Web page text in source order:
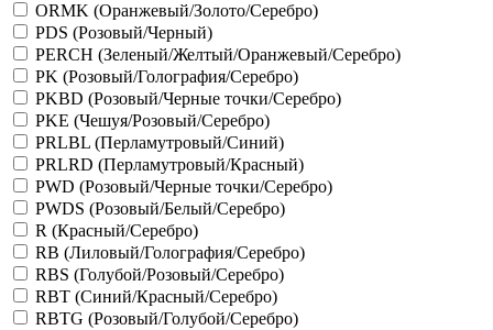
ORMK (Оранжевый/Золото/Серебро)
PDS (Розовый/Черный)
PERCH (Зеленый/Желтый/Оранжевый/Серебро)
PK (Розовый/Голография/Серебро)
PKBD (Розовый/Черные точки/Серебро)
PKE (Чешуя/Розовый/Серебро)
PRLBL (Перламутровый/Синий)
PRLRD (Перламутровый/Красный)
PWD (Розовый/Черные точки/Серебро)
PWDS (Розовый/Белый/Серебро)
R (Красный/Серебро)
RB (Лиловый/Голография/Серебро)
RBS (Голубой/Розовый/Серебро)
RBT (Синий/Красный/Серебро)
RBTG (Розовый/Голубой/Серебро)